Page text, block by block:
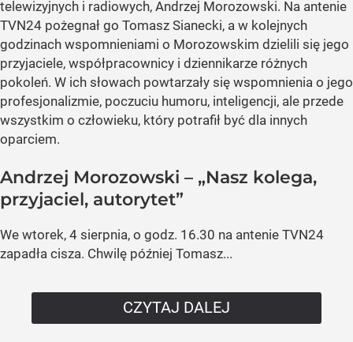
telewizyjnych i radiowych, Andrzej Morozowski. Na antenie
TVN24 pożegnał go Tomasz Sianecki, a w kolejnych
godzinach wspomnieniami o Morozowskim dzielili się jego
przyjaciele, współpracownicy i dziennikarze różnych
pokoleń. W ich słowach powtarzały się wspomnienia o jego
profesjonalizmie, poczuciu humoru, inteligencji, ale przede
wszystkim o człowieku, który potrafił być dla innych
oparciem.
Andrzej Morozowski – „Nasz kolega,
przyjaciel, autorytet”
We wtorek, 4 sierpnia, o godz. 16.30 na antenie TVN24
zapadła cisza. Chwilę później Tomasz...
CZYTAJ DALEJ